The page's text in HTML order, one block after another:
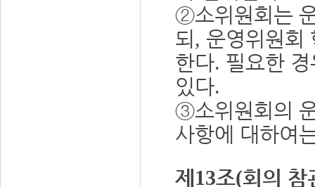
②소위원회는
되 , 운영위원회
한다. 필요한
있다.
③소위원회의
사항에 대하여
제 13조(회의 참